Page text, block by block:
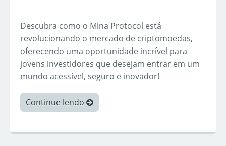
Descubra como o Mina Protocol está
revolucionando o mercado de criptomoedas,
oferecendo uma oportunidade incrível para
jovens investidores que desejam entrar em um
mundo acessível, seguro e inovador!
Continue lendo